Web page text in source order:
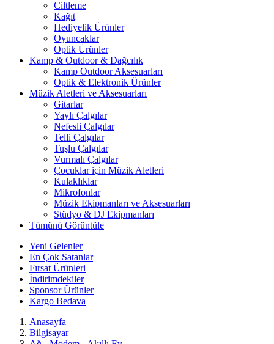
Ciltleme
Kağıt
Hediyelik Ürünler
Oyuncaklar
Optik Ürünler
Kamp & Outdoor & Dağcılık
Kamp Outdoor Aksesuarları
Optik & Elektronik Ürünler
Müzik Aletleri ve Aksesuarları
Gitarlar
Yaylı Çalgılar
Nefesli Çalgılar
Telli Çalgılar
Tuşlu Çalgılar
Vurmalı Çalgılar
Çocuklar için Müzik Aletleri
Kulaklıklar
Mikrofonlar
Müzik Ekipmanları ve Aksesuarları
Stüdyo & DJ Ekipmanları
Tümünü Görüntüle
Yeni Gelenler
En Çok Satanlar
Fırsat Ürünleri
İndirimdekiler
Sponsor Ürünler
Kargo Bedava
Anasayfa
Bilgisayar